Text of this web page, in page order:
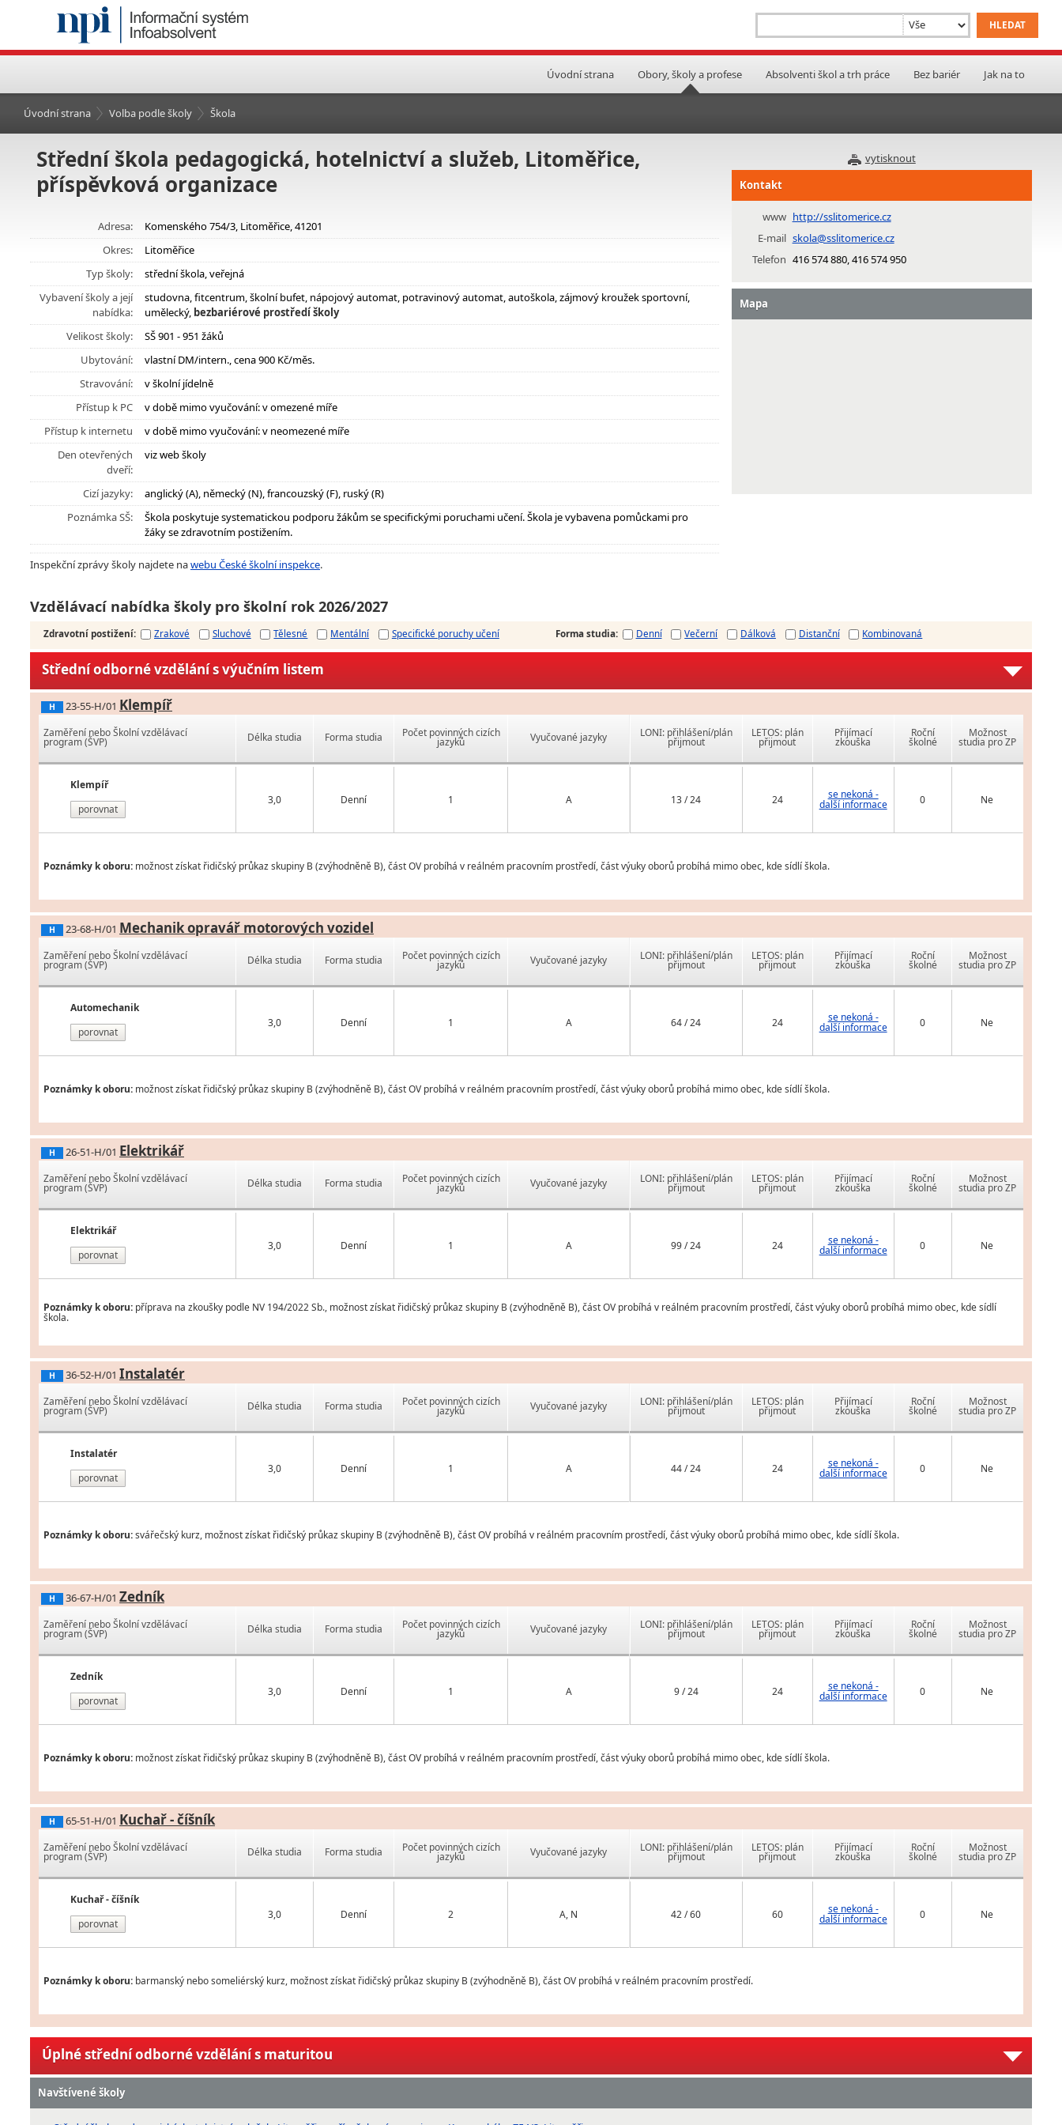
Úvodní strana Obory, školy a profese Absolventi škol a trh práce Bez bariér Jak na to
Úvodní strana Volba podle školy Škola
vytisknout
Střední škola pedagogická, hotelnictví a služeb, Litoměřice,
příspěvková organizace
Adresa:
Komenského 754/3, Litoměřice, 41201
Okres:
Litoměřice
Typ školy:
střední škola, veřejná
Vybavení školy a její
nabídka:
studovna, fitcentrum, školní bufet, nápojový automat, potravinový automat, autoškola, zájmový kroužek sportovní,
umělecký, bezbariérové prostředí školy
Velikost školy:
SŠ 901 - 951 žáků
Ubytování:
vlastní DM/intern., cena 900 Kč/měs.
Stravování:
v školní jídelně
Přístup k PC
v době mimo vyučování: v omezené míře
Přístup k internetu
v době mimo vyučování: v neomezené míře
Den otevřených
dveří:
viz web školy
Cizí jazyky:
anglický (A), německý (N), francouzský (F), ruský (R)
Poznámka SŠ:
Škola poskytuje systematickou podporu žákům se specifickými poruchami učení. Škola je vybavena pomůckami pro
žáky se zdravotním postižením.
Inspekční zprávy školy najdete nawebu České školní inspekce.
Kontakt
www http://sslitomerice.cz
E-mail skola@sslitomerice.cz
Telefon 416 574 880, 416 574 950
Mapa
Vzdělávací nabídka školy pro školní rok 2026/2027
Zdravotní postižení: Zrakové Sluchové Tělesné Mentální Specifické poruchy učení Forma studia: Denní Večerní Dálková Distanční Kombinovaná
Střední odborné vzdělání s výučním listem
H 23-55-H/01 Klempíř
Zaměření nebo Školní vzdělávací
program (ŠVP)
Klempíř
porovnat
Délka studia Forma studia Počet povinných cizích
jazyků Vyučované jazyky
3,0 Denní 1 A
LONI: přihlášení/plán
přijmout
LETOS: plán
přijmout
Přijímací
zkouška
Roční
školné
Možnost
studia pro ZP
13 / 24 24 se nekoná -
další informace 0 Ne
Poznámky k oboru: možnost získat řidičský průkaz skupiny B (zvýhodněně B), část OV probíhá v reálném pracovním prostředí, část výuky oborů probíhá mimo obec, kde sídlí škola.
H 23-68-H/01 Mechanik opravář motorových vozidel
Zaměření nebo Školní vzdělávací
program (ŠVP)
Automechanik
porovnat
Délka studia Forma studia Počet povinných cizích
jazyků Vyučované jazyky
3,0 Denní 1 A
LONI: přihlášení/plán
přijmout
LETOS: plán
přijmout
Přijímací
zkouška
Roční
školné
Možnost
studia pro ZP
64 / 24 24 se nekoná -
další informace 0 Ne
Poznámky k oboru: možnost získat řidičský průkaz skupiny B (zvýhodněně B), část OV probíhá v reálném pracovním prostředí, část výuky oborů probíhá mimo obec, kde sídlí škola.
H 26-51-H/01 Elektrikář
Zaměření nebo Školní vzdělávací
program (ŠVP)
Elektrikář
porovnat
Délka studia Forma studia Počet povinných cizích
jazyků Vyučované jazyky
3,0 Denní 1 A
LONI: přihlášení/plán
přijmout
LETOS: plán
přijmout
Přijímací
zkouška
Roční
školné
Možnost
studia pro ZP
99 / 24 24 se nekoná -
další informace 0 Ne
Poznámky k oboru: příprava na zkoušky podle NV 194/2022 Sb., možnost získat řidičský průkaz skupiny B (zvýhodněně B), část OV probíhá v reálném pracovním prostředí, část výuky oborů probíhá mimo obec, kde sídlí
škola.
H 36-52-H/01 Instalatér
Zaměření nebo Školní vzdělávací
program (ŠVP)
Instalatér
porovnat
Délka studia Forma studia Počet povinných cizích
jazyků Vyučované jazyky
3,0 Denní 1 A
LONI: přihlášení/plán
přijmout
LETOS: plán
přijmout
Přijímací
zkouška
Roční
školné
Možnost
studia pro ZP
44 / 24 24 se nekoná -
další informace 0 Ne
Poznámky k oboru:svářečský kurz, možnost získat řidičský průkaz skupiny B (zvýhodněně B), část OV probíhá v reálném pracovním prostředí, část výuky oborů probíhá mimo obec, kde sídlí škola.
H 36-67-H/01 Zedník
Zaměření nebo Školní vzdělávací
program (ŠVP)
Zedník
porovnat
Délka studia Forma studia Počet povinných cizích
jazyků Vyučované jazyky
3,0 Denní 1 A
LONI: přihlášení/plán
přijmout
LETOS: plán
přijmout
Přijímací
zkouška
Roční
školné
Možnost
studia pro ZP
9 / 24 24 se nekoná -
další informace 0 Ne
Poznámky k oboru: možnost získat řidičský průkaz skupiny B (zvýhodněně B), část OV probíhá v reálném pracovním prostředí, část výuky oborů probíhá mimo obec, kde sídlí škola.
H 65-51-H/01 Kuchař - číšník
Zaměření nebo Školní vzdělávací
program (ŠVP)
Kuchař - číšník
porovnat
Délka studia Forma studia Počet povinných cizích
jazyků Vyučované jazyky
3,0 Denní 2 A, N
LONI: přihlášení/plán
přijmout
LETOS: plán
přijmout
Přijímací
zkouška
Roční
školné
Možnost
studia pro ZP
42 / 60 60 se nekoná -
další informace 0 Ne
Poznámky k oboru: barmanský nebo someliérský kurz, možnost získat řidičský průkaz skupiny B (zvýhodněně B), část OV probíhá v reálném pracovním prostředí.
Úplné střední odborné vzdělání s maturitou
Navštívené školy